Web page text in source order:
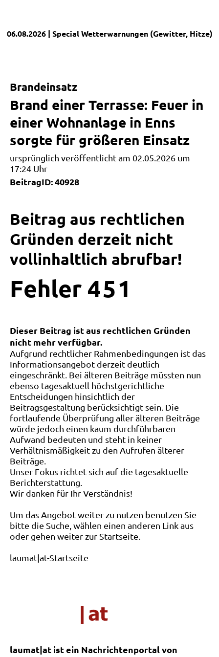
06.08.2026 | SpecialWetterwarnungen (Gewitter, Hitze)
Brandeinsatz
Brand einer Terrasse: Feuer in
einer Wohnanlage in Enns
sorgte für größeren Einsatz
ursprünglich veröffentlicht am 02.05.2026 um
17:24 Uhr
BeitragID: 40928
Beitrag aus rechtlichen
Gründen derzeit nicht
vollinhaltlich abrufbar!
Fehler 4 5 1
Dieser Beitrag ist aus rechtlichen Gründen
nicht mehr verfügbar.
Aufgrund rechtlicher Rahmenbedingungen ist das
Informationsangebot derzeit deutlich
eingeschränkt. Bei älteren Beiträge müssten nun
ebenso tagesaktuell höchstgerichtliche
Entscheidungen hinsichtlich der
Beitragsgestaltung berücksichtigt sein. Die
fortlaufende Überprüfung aller älteren Beiträge
würde jedoch einen kaum durchführbaren
Aufwand bedeuten und steht in keiner
Verhältnismäßigkeit zu den Aufrufen älterer
Beiträge.
Unser Fokus richtet sich auf die tagesaktuelle
Berichterstattung.
Wir danken für Ihr Verständnis!
Um das Angebot weiter zu nutzen benutzen Sie
bitte die Suche, wählen einen anderen Link aus
oder gehen weiter zur Startseite.
laumat|at-Startseite
laumat|at ist ein Nachrichtenportal von